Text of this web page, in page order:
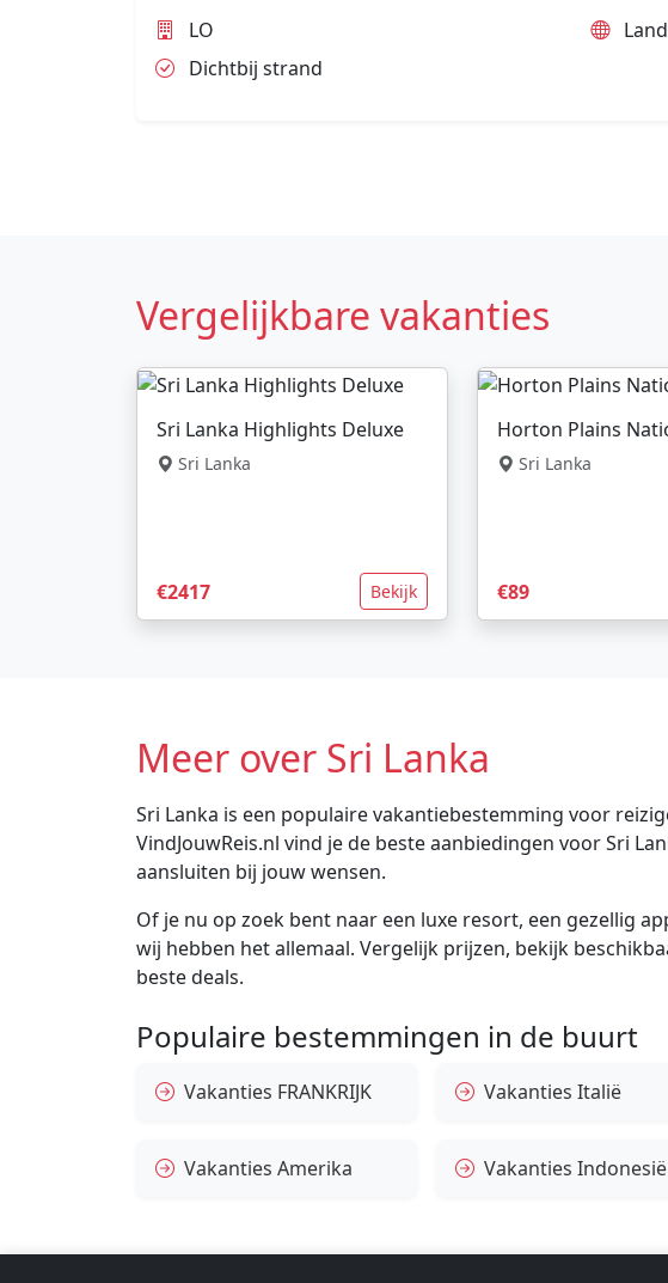
LO
Dichtbij strand
Vergelijkbare vakanties
Sri Lanka Highlights Deluxe
Sri Lanka
€2417 Bekijk
Horton Plains
Sri Lanka
€89
Meer over Sri Lanka
Sri Lanka is een populaire vakantiebestemming voor
VindJouwReis.nl vind je de beste aanbiedingen voor Sri
aansluiten bij jouw wensen.
Of je nu op zoek bent naar een luxe resort, een gezellig
wij hebben het allemaal. Vergelijk prijzen, bekijk
beste deals.
Populaire bestemmingen in de buurt
Vakanties FRANKRIJK Vakanties Italië
Vakanties Amerika Vakanties Indonesië